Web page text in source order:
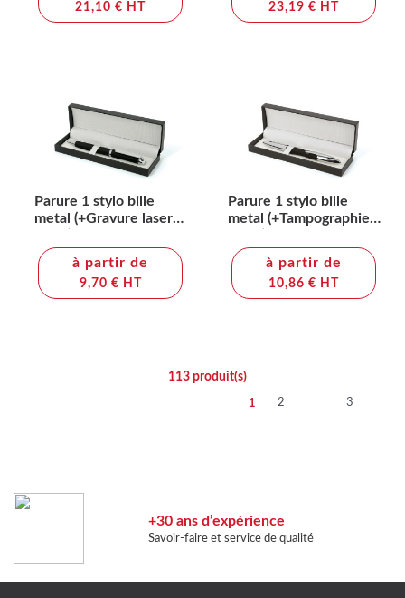
21,10 € HT 23,19 € HT
Parure 1 stylo bille
metal (+Gravure laser
à partir de
9,70 € HT
Parure 1 stylo bille
metal (+Tampographie
à partir de
10,86 € HT
113produit(s)
1 2 3
+30 ans d’expérience
Savoir-faire et service de qualité